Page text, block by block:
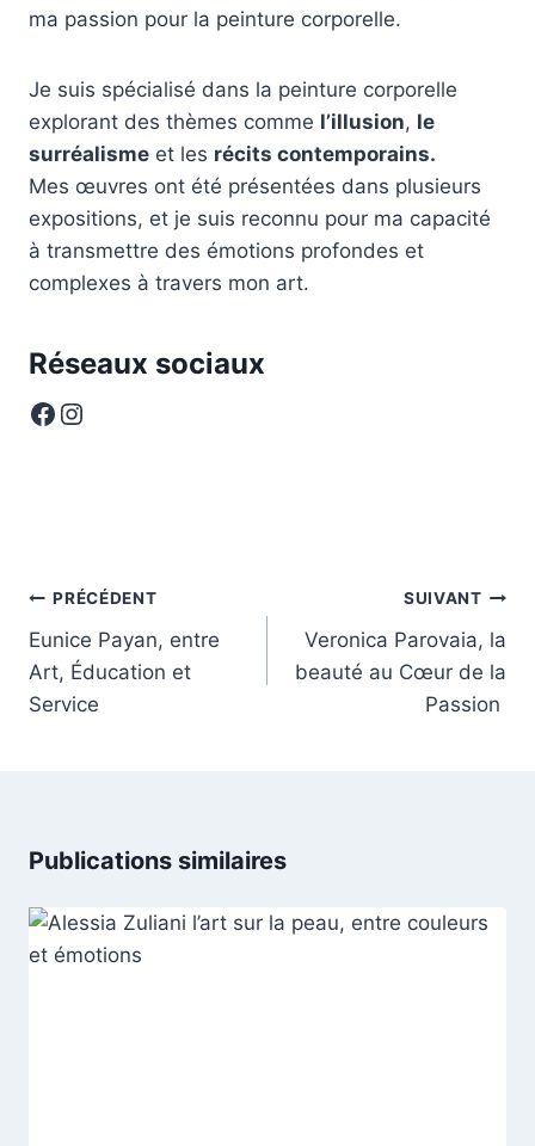
ma passion pour la peinture corporelle.
Je suis spécialisé dans la peinture corporelle
explorant des thèmes comme l’illusion, le
surréalisme et les récits contemporains.
Mes œuvres ont été présentées dans plusieurs
expositions, et je suis reconnu pour ma capacité
à transmettre des émotions profondes et
complexes à travers mon art.
Réseaux sociaux
Facebook Instagram
Navigation
de
l’article
PRÉCÉDENT
Eunice Payan, entre
Art, Éducation et
Service
SUIVANT
Veronica Parovaia, la
beauté au Cœur de la
Passion
Publications similaires